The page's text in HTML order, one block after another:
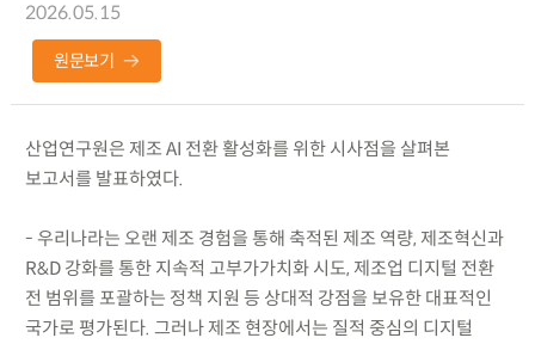
2026.05.15
원문보기
산업연구원은 제조 AI 전환 활성화를 위한 시사점을 살펴본
보고서를 발표하였다.
- 우리나라는 오랜 제조 경험을 통해 축적된 제조 역량, 제조혁신과
R&D 강화를 통한 지속적 고부가가치화 시도, 제조업 디지털 전환
전 범위를 포괄하는 정책 지원 등 상대적 강점을 보유한 대표적인
국가로 평가된다. 그러나 제조 현장에서는 질적 중심의 디지털